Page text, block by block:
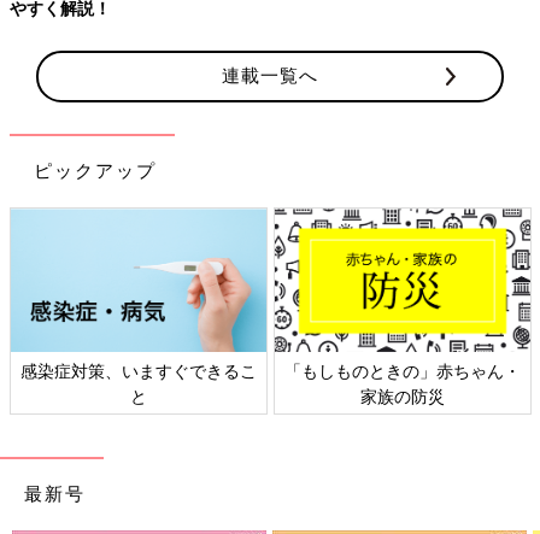
連載一覧へ
ピックアップ
ん・
日本外来小児科学会リーフレッ
六星占術 細木かおりさんの
相談
最新号